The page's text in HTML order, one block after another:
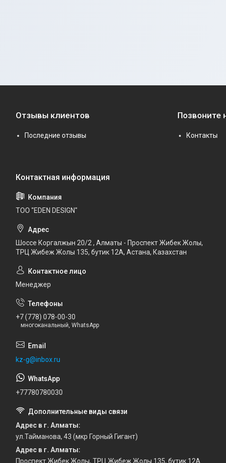
Отзывы клиентов
Последние отзывы
Позвоните
Контакты
ТОО "EDEN DESIGN"
Шоссе Коргалжын 20/2 , Алматы - Проспект Жибек Жолы,
ТРЦ Жибеж Жолы 135, бутик 12А, Астана, Казахстан
Менеджер
+7 (778) 078-00-30
многоканальный, WhatsApp
kz-g@inbox.ru
+77780780030
Адрес в г. Алматы
ул.Тайманова, 43 (мкр Горный Гигант)
Адрес в г. Алматы
Проспект Жибек Жолы, ТРЦ Жибеж Жолы 135, бутик 12А